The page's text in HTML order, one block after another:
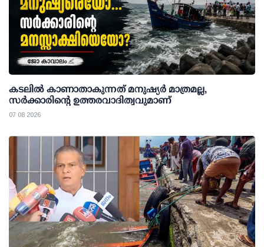
കടലിൽ കാണാതാകുന്നത് മനുഷ്യർ മാത്രമല്ല,
സർക്കാരിന്റെ ഉത്തരവാദിത്വവുമാണ്
07 08 2026